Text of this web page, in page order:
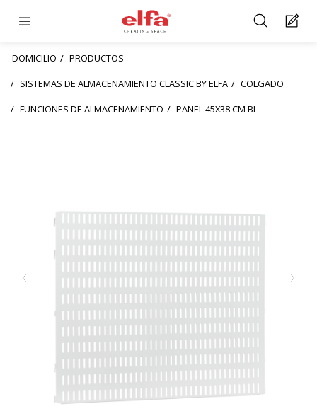
DOMICILIO
PRODUCTOS
SISTEMAS DE ALMACENAMIENTO CLASSIC BY ELFA
COLGADO
FUNCIONES DE ALMACENAMIENTO
PANEL 45X38 CM BL